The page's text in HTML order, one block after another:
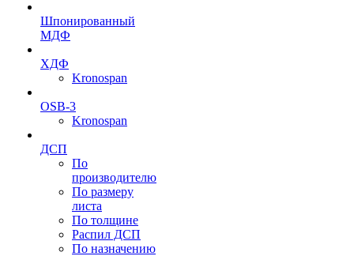
Шпонированный
МДФ
ХДФ
Kronospan
OSB-3
Kronospan
ДСП
По
производителю
По размеру
листа
По толщине
Распил ДСП
По назначению